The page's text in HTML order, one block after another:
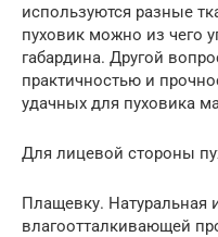
используются разные
пуховик можно из чего
габардина. Другой
практичностью и
удачных для пуховика
Для лицевой стороны
Плащевку. Натуральная
влагоотталкивающей